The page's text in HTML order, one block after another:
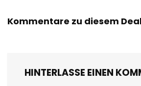
Kommentare zu diesem
HINTERLASSE EINEN